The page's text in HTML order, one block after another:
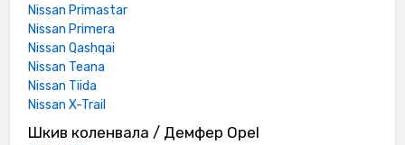
Nissan Primastar
Nissan Primera
Nissan Qashqai
Nissan Teana
Nissan Tiida
Nissan X-Trail
Шкив коленвала / Демфер Opel